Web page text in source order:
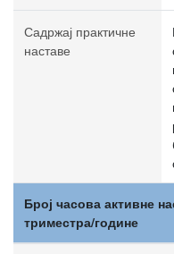
Садржај практичне
наставе
Број часова активне
триместра/године